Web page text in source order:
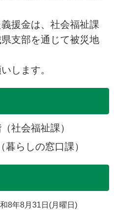
援金は、社会福祉課
支部を通じて被災地
します。
社会福祉課）
らしの窓口課）
8年8月31日(月曜日)